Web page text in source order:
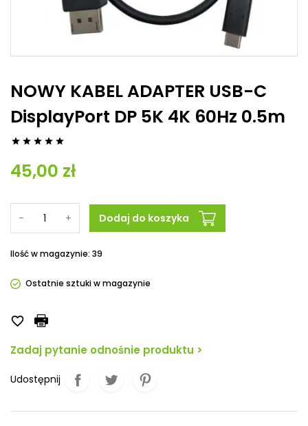
NOWY KABEL ADAPTER USB-C
DisplayPort DP 5K 4K 60Hz 0.5m
    
45,00 zł
- + Dodaj do koszyka
Ilość w magazynie: 39
Ostatnie sztuki w magazynie

Zadaj pytanie odnośnie produktu >
Udostępnij